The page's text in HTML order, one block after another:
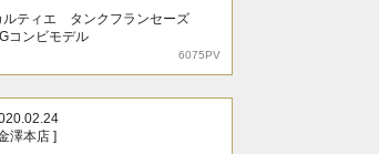
ルティエ タンクフランセーズ
コンビモデル
6075PV
澤本店 ]